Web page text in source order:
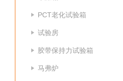
PCT老化试验箱
试验房
胶带保持力试验箱
马弗炉